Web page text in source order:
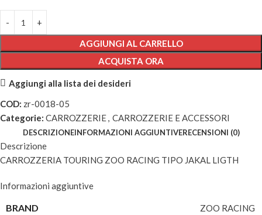
AGGIUNGI AL CARRELLO
ACQUISTA ORA
Aggiungi alla lista dei desideri
COD: zr-0018-05
Categorie: CARROZZERIE, CARROZZERIE E ACCESSORI
DESCRIZIONEINFORMAZIONI AGGIUNTIVERECENSIONI (0)
Descrizione
CARROZZERIA TOURING ZOO RACING TIPO JAKAL LIGTH
Informazioni aggiuntive
BRAND ZOO RACING